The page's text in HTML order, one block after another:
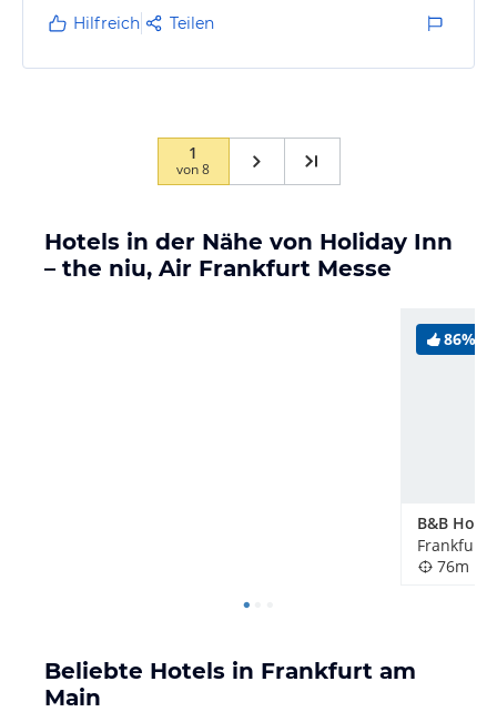
Hilfreich Teilen
1
von8
Hotels in der Nähe von Holiday Inn
– the niu, Air Frankfurt Messe
86%
Frankfurt
76m
Beliebte Hotels in Frankfurt am
Main